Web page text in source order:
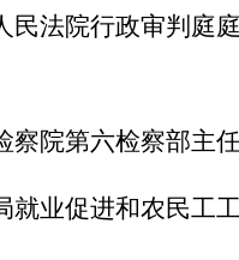
民法院行政审判庭
察院第六检察部主
就业促进和农民工